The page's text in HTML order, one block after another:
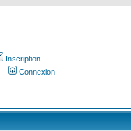
Inscription
Connexion